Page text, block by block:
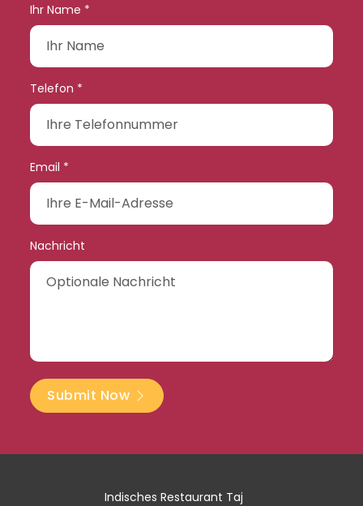
Ihr Name *
Telefon *
Email *
Nachricht
Submit Now
Indisches Restaurant Taj